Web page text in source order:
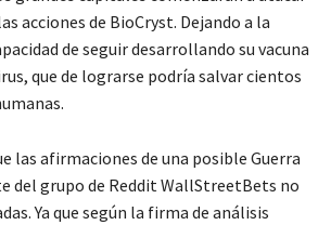
acciones de BioCryst. Dejando a la
de seguir desarrollando su vacuna
que de lograrse podría salvar cientos
las afirmaciones de una posible Guerra
del grupo de Reddit WallStreetBets no
Ya que según la firma de análisis